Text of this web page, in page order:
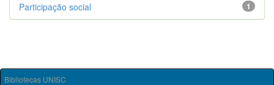
1
Participação social
Bibliotecas UNISC